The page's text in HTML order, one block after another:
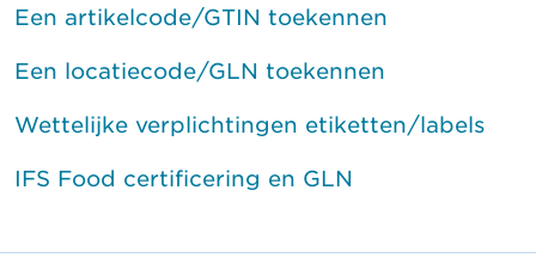
Een artikelcode/GTIN toekennen
Een locatiecode/GLN toekennen
Wettelijke verplichtingen etiketten/labels
IFS Food certificering en GLN